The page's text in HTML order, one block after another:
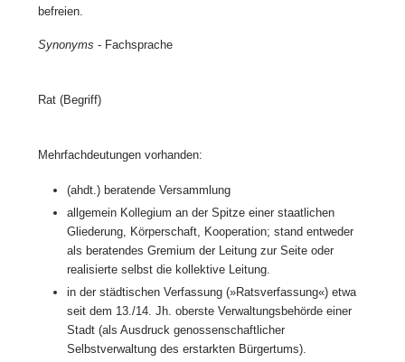
befreien.
Synonyms - Fachsprache
Rat (Begriff)
Mehrfachdeutungen vorhanden:
(ahdt.) beratende Versammlung
allgemein Kollegium an der Spitze einer staatlichen
Gliederung, Körperschaft, Kooperation; stand entweder
als beratendes Gremium der Leitung zur Seite oder
realisierte selbst die kollektive Leitung.
in der städtischen Verfassung (»Ratsverfassung«) etwa
seit dem 13./14. Jh. oberste Verwaltungsbehörde einer
Stadt (als Ausdruck genossenschaftlicher
Selbstverwaltung des erstarkten Bürgertums).